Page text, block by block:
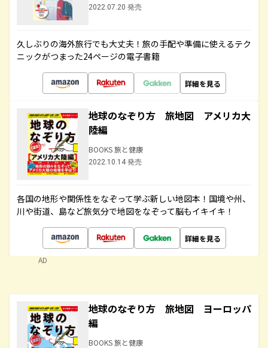
2022.07.20 発売
久しぶりの海外旅行でも大丈夫！旅の手配や準備に使えるテク
ニックがつまった24ページの電子書籍
詳細を見る
地球のなぞり方 旅地図 アメリカ大
陸編
BOOKS 旅と健康
2022.10.14 発売
各国の地形や関係性をなぞって学ぶ新しい地図本！国境や州、
川や街道、島など旅気分で地図をなぞって脳もイキイキ！
詳細を見る
AD
地球のなぞり方 旅地図 ヨーロッパ
編
BOOKS 旅と健康